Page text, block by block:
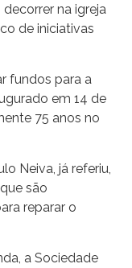
na igreja
de iniciativas
fundos para a
em 14 de
75 anos no
Neiva, já referiu,
são
reparar o
a Sociedade